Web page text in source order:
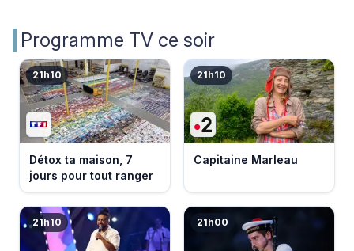
Programme TV ce soir
21h10
Détox ta maison, 7
jours pour tout ranger
21h10
Capitaine Marleau
21h10 21h00